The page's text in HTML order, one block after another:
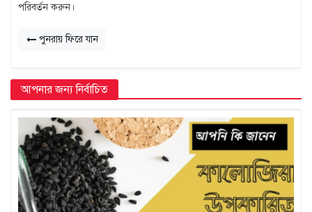
পরিবর্তন করুন।
পুনরায় ফিরে যান
আপনার জন্য নির্বাচিত